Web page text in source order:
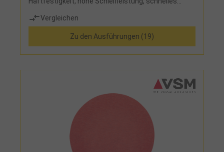
Vergleichen
Zu den Ausführungen (19)